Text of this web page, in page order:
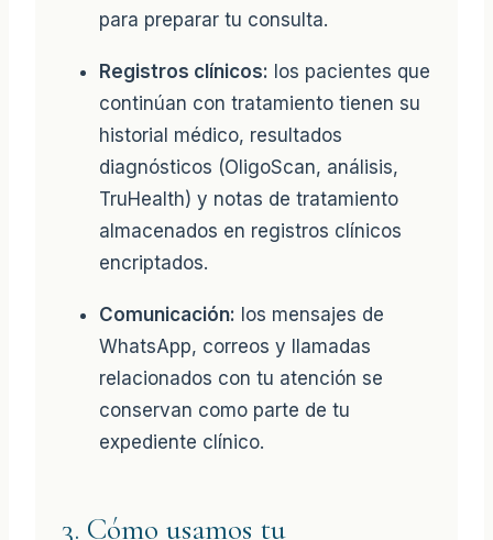
para preparar tu consulta.
Registros clínicos: los pacientes que
continúan con tratamiento tienen su
historial médico, resultados
diagnósticos (OligoScan, análisis,
TruHealth) y notas de tratamiento
almacenados en registros clínicos
encriptados.
Comunicación: los mensajes de
WhatsApp, correos y llamadas
relacionados con tu atención se
conservan como parte de tu
expediente clínico.
3. Cómo usamos tu